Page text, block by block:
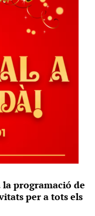
la programació de
per a tots els